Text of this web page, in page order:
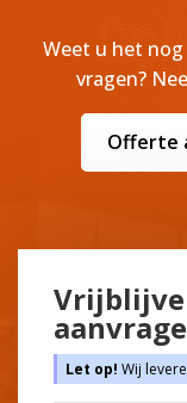
Weet u het
vragen?
Offerte
Let op! Wij